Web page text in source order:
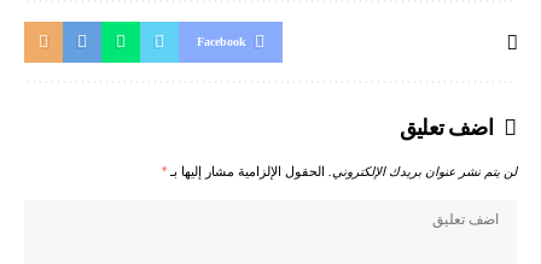
Facebook
اضف تعليق
لن يتم نشر عنوان بريدك الإلكتروني. الحقول الإلزامية مشار إليها بـ*